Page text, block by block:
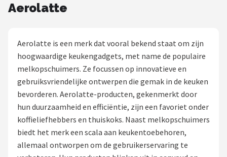
Blog
MasterChef
Restaurants
Keukenmachines
Staafmixers
Aerolatte
Aerolatte is een merk dat vooral bekend staat om zijn
hoogwaardige keukengadgets, met name de populaire
melkopschuimers. Ze focussen op innovatieve en
gebruiksvriendelijke ontwerpen die gemak in de keuken
bevorderen. Aerolatte-producten, gekenmerkt door
hun duurzaamheid en efficiëntie, zijn een favoriet onder
koffieliefhebbers en thuiskoks. Naast melkopschuimers
biedt het merk een scala aan keukentoebehoren,
allemaal ontworpen om de gebruikerservaring te